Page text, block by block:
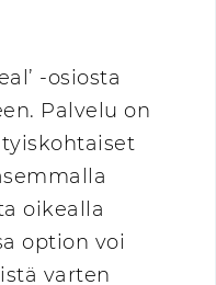
-osiosta
Palvelu on
oikealla
option voi
varten